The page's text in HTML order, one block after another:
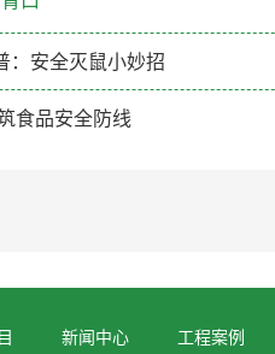
：安全灭鼠小妙招
食品安全防线
新闻中心 工程案例